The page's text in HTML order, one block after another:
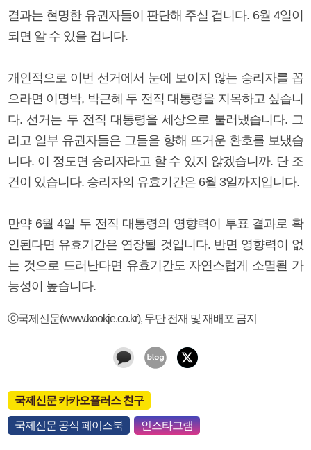
결과는 현명한 유권자들이 판단해 주실 겁니다. 6월 4일이
되면 알 수 있을 겁니다.
개인적으로 이번 선거에서 눈에 보이지 않는 승리자를 꼽
으라면 이명박, 박근혜 두 전직 대통령을 지목하고 싶습니
다. 선거는 두 전직 대통령을 세상으로 불러냈습니다. 그
리고 일부 유권자들은 그들을 향해 뜨거운 환호를 보냈습
니다. 이 정도면 승리자라고 할 수 있지 않겠습니까. 단 조
건이 있습니다. 승리자의 유효기간은 6월 3일까지입니다.
만약 6월 4일 두 전직 대통령의 영향력이 투표 결과로 확
인된다면 유효기간은 연장될 것입니다. 반면 영향력이 없
는 것으로 드러난다면 유효기간도 자연스럽게 소멸될 가
능성이 높습니다.
ⓒ국제신문(www.kookje.co.kr), 무단 전재 및 재배포 금지
국제신문 카카오플러스 친구
국제신문 공식 페이스북 인스타그램